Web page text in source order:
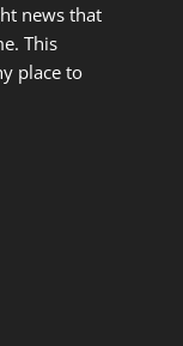
news that
This
place to